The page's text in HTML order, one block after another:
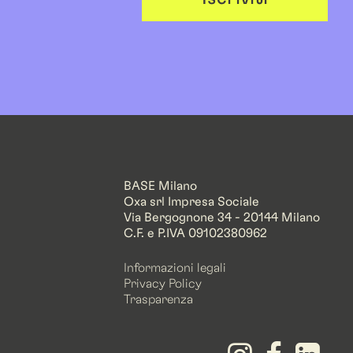
BASE Milano
Oxa srl Impresa Sociale
Via Bergognone 34 - 20144 Milano
C.F. e P.IVA 09102380962
Informazioni legali
Privacy Policy
Trasparenza